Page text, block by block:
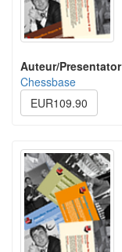
Auteur/Presentator
Chessbase
EUR109.90